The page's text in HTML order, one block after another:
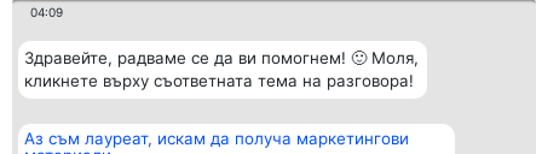
04:09
Здравейте, радваме се да ви помогнем! 🙂 Моля,
кликнете върху съответната тема на разговора!
Аз съм лауреат, искам да получа маркетингови
Организатор на
класиране
Beautiful Company S.R.L.
BulevardulAleea Timișul De
4, Ap. 13
Победители
Списък на
всички
Правила
Контакти
Контакти